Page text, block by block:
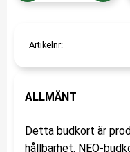
Artikelnr
ALLMÄNT
Detta budkort är
hållbarhet. NEO-